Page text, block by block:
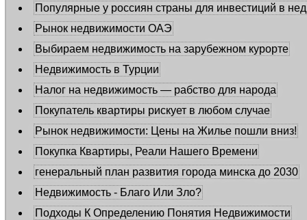
Популярные у россиян страны для инвестиций в
Рынок недвижимости ОАЭ
Выбираем недвижимость на зарубежном курорте
Недвижимость в Турции
Налог на недвижимость — рабство для народа
Покупатель квартиры рискует в любом случае
Рынок недвижимости: Цены на Жилье пошли вниз!
Покупка Квартиры, Реали Нашего Времени
генеральный план развития города минска до 2030
Недвижимость - Благо Или Зло?
Подходы К Определению Понятия Недвижимости